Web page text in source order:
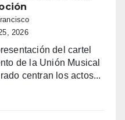
2026
del cartel
de la Unión Musical
centran los actos...